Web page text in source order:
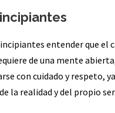
entender que el
de una mente
con cuidado y respeto,
la realidad y del propio ser.